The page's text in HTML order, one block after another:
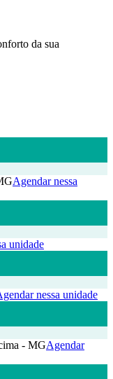
da sua
Agendar nessa
unidade
nessa unidade
- MGAgendar